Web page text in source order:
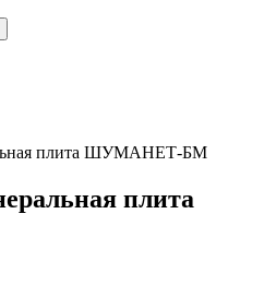
плита ШУМАНЕТ-БМ
плита